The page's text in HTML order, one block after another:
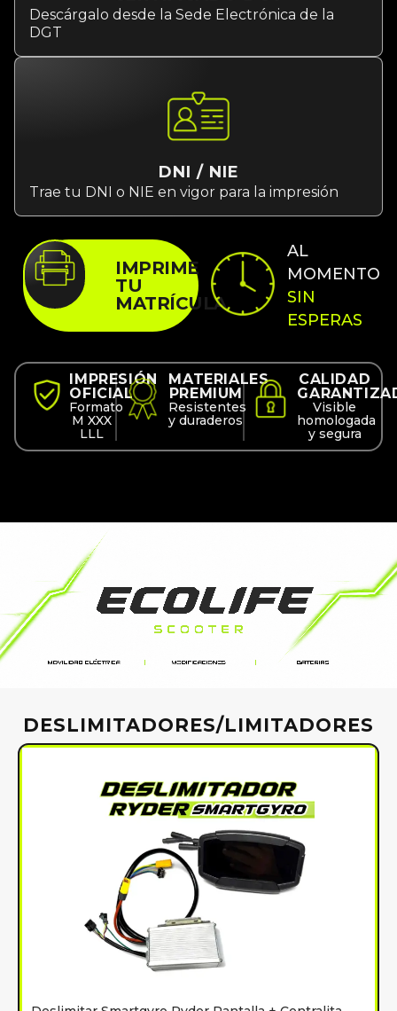
Descárgalo desde la Sede Electrónica de la
DGT
DNI / NIE
Trae tu DNI o NIE en vigor para la impresión
IMPRIME
TU
MATRÍCULA
AL
MOMENTO
SIN
ESPERAS
IMPRESIÓN
OFICIAL
Formato
M XXX
LLL
MATERIALES
PREMIUM
Resistentes
y duraderos
CALIDAD
Visible
homologada
y segura
DESLIMITADORES/LIMITADORES